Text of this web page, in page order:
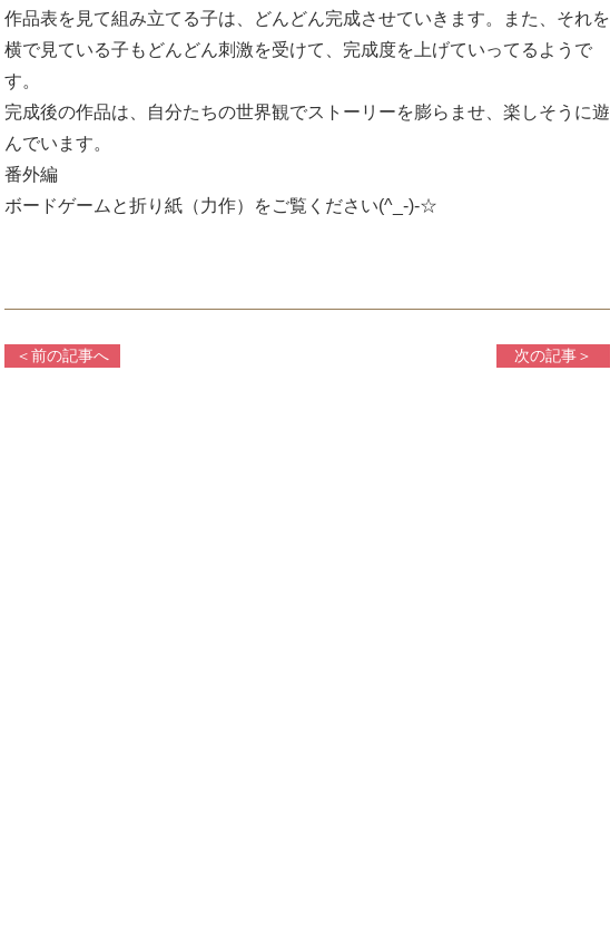
作品表を見て組み立てる子は、どんどん完成させていきます。また、それを
横で見ている子もどんどん刺激を受けて、完成度を上げていってるようで
す。
完成後の作品は、自分たちの世界観でストーリーを膨らませ、楽しそうに遊
んでいます。
番外編
ボードゲームと折り紙（力作）をご覧ください(^_-)-☆
＜前の記事へ 次の記事＞